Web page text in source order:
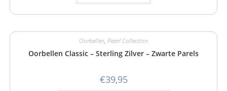
Oorbellen, Pearl Collection
Oorbellen Classic – Sterling Zilver – Zwarte Parels
€39,95